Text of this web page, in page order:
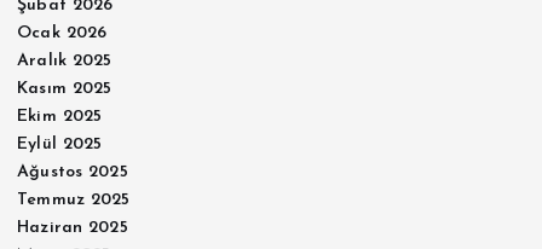
Şubat 2026
Ocak 2026
Aralık 2025
Kasım 2025
Ekim 2025
Eylül 2025
Ağustos 2025
Temmuz 2025
Haziran 2025